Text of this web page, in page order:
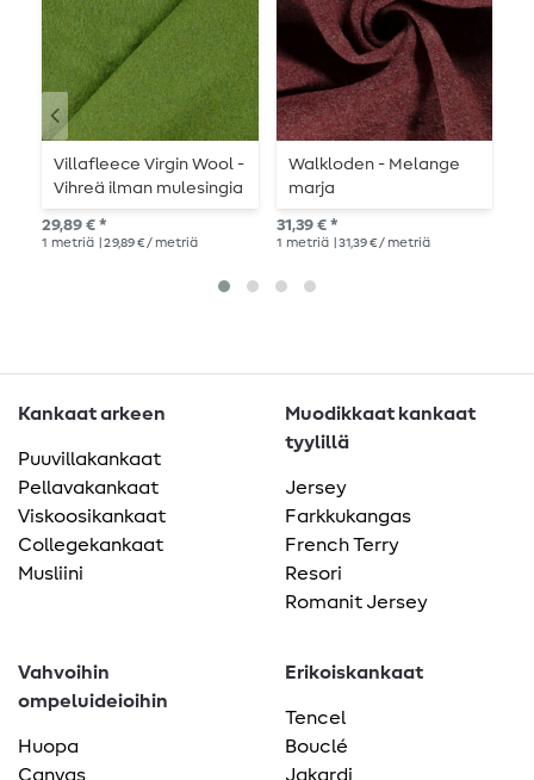
Villafleece Virgin Wool -
Vihreä ilman mulesingia
29,89 € *
1 metriä | 29,89 € / metriä
Walkloden - Melange
marja
31,39 € *
1 metriä | 31,39 € / metriä
Kankaat arkeen
Puuvillakankaat
Pellavakankaat
Viskoosikankaat
Collegekankaat
Musliini
Muodikkaat kankaat
tyylillä
Jersey
Farkkukangas
French Terry
Resori
Romanit Jersey
Vahvoihin
ompeluideioihin
Huopa
Canvas
Erikoiskankaat
Tencel
Bouclé
Jakardi